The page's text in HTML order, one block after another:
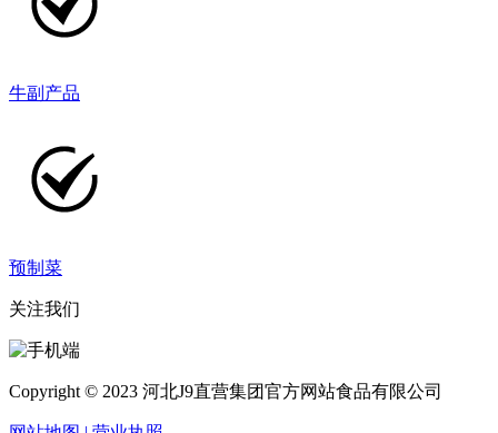
牛副产品
预制菜
关注我们
Copyright © 2023 河北J9直营集团官方网站食品有限公司